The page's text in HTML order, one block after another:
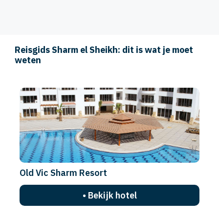
Reisgids Sharm el Sheikh: dit is wat je moet
weten
Old Vic Sharm Resort
• Bekijk hotel